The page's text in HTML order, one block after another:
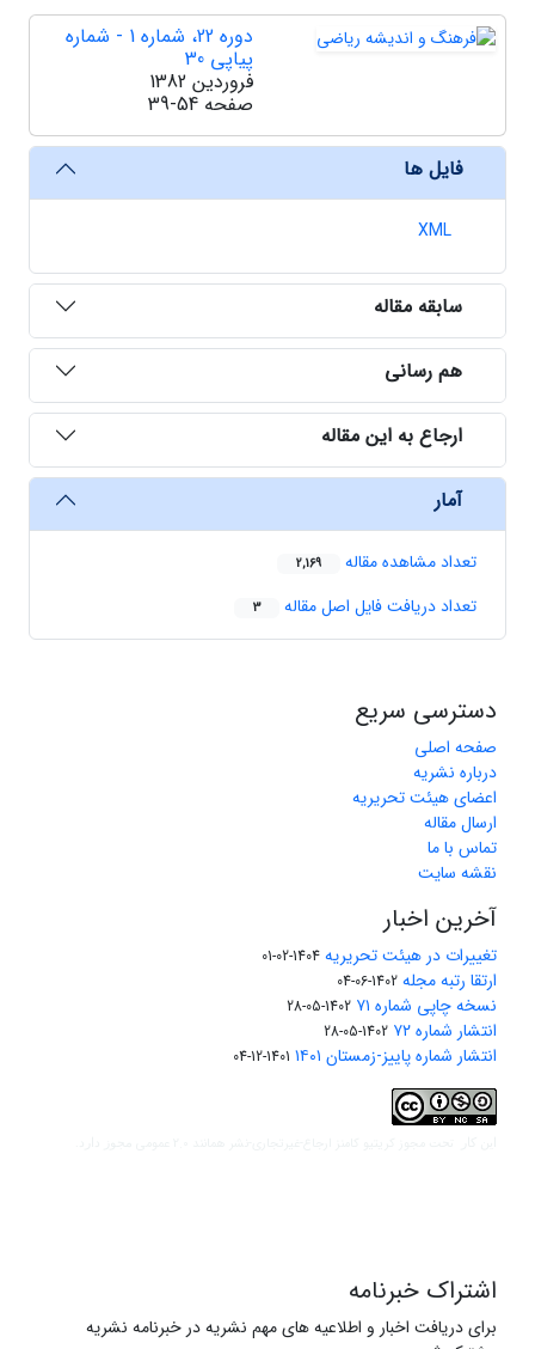
دوره 22، شماره 1 - شماره
پیاپی 30
فروردین 1382
صفحه 39-54
فایل ها
XML
سابقه مقاله
هم رسانی
ارجاع به این مقاله
آمار
تعداد مشاهده مقاله 2,169
تعداد دریافت فایل اصل مقاله 3
دسترسی سریع
صفحه اصلی
درباره نشریه
اعضای هیئت تحریریه
ارسال مقاله
تماس با ما
نقشه سایت
آخرین اخبار
تغییرات در هیئت تحریریه 1404-02-01
ارتقا رتبه مجله 1402-06-04
نسخه چاپی شماره ۷۱ 1402-05-28
انتشار شماره ۷۲ 1402-05-28
انتشار شماره پاییز-زمستان ۱۴۰۱ 1401-12-04
اشتراک خبرنامه
برای دریافت اخبار و اطلاعیه های مهم نشریه در خبرنامه نشریه